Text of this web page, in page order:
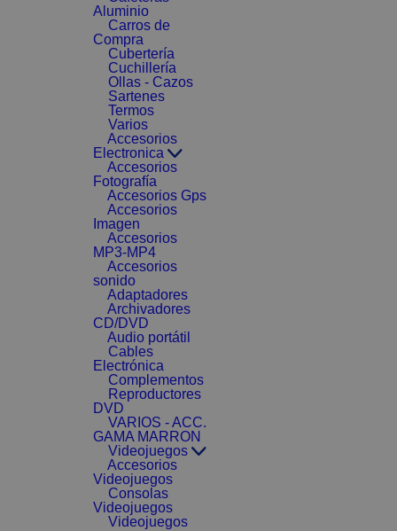
Aluminio
Carros de
Compra
Cubertería
Cuchillería
Ollas - Cazos
Sartenes
Termos
Varios
Accesorios
Electronica
Accesorios
Fotografía
Accesorios Gps
Accesorios
Imagen
Accesorios
MP3-MP4
Accesorios
sonido
Adaptadores
Archivadores
CD/DVD
Audio portátil
Cables
Electrónica
Complementos
Reproductores
DVD
VARIOS - ACC.
GAMA MARRON
Videojuegos
Accesorios
Videojuegos
Consolas
Videojuegos
Videojuegos